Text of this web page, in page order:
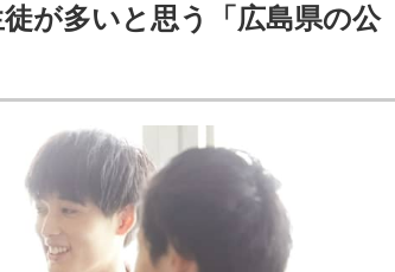
が多いと思う「広島県の公